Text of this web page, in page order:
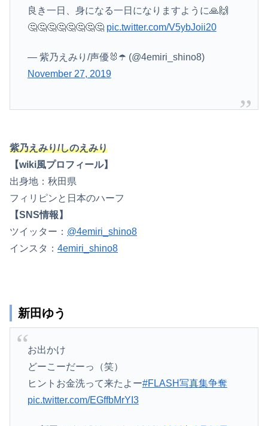
良き一日、身になる一日になりますように🙏🙌
🤔🤔🤔🤔🤔🤔🤔🤔 pic.twitter.com/V5ybJoii20
— 紫乃えみり/声優🐰☂️ (@4emiri_shino8)
November 27, 2019
紫乃えみり/しのえみり
【wiki風プロフィール】
出身地：秋田県
フィリピンと日本のハーフ
【SNS情報】
ツイッター： @4emiri_shino8
インスタ： 4emiri_shino8
新田ゆう
お出かけ
どーこーだーっ（笑）
ヒントお金洗って来たよー#FLASH写真集争奪
pic.twitter.com/EGffbMrYI3